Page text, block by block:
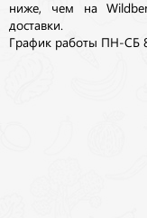
ниже, чем на
доставки.
График работы ПН-СБ